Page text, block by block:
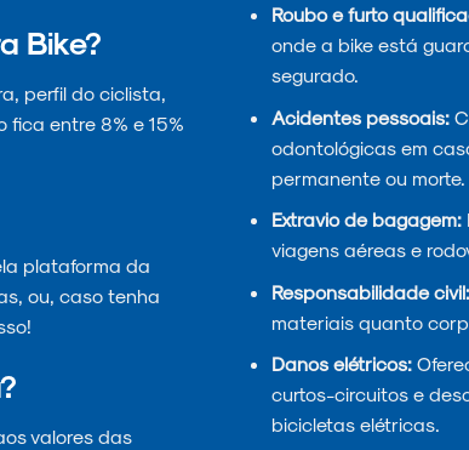
Bike?
perfil do ciclista,
entre 8% e 15%
plataforma da
ou, caso tenha
valores das
Roubo e furto
onde a bike está
segurado.
Acidentes pessoais:
odontológicas em
permanente ou morte.
Extravio de bagagem:
viagens aéreas e
Responsabilidade civil:
materiais quanto
Danos elétricos:
curtos-circuitos e
bicicletas elétricas.